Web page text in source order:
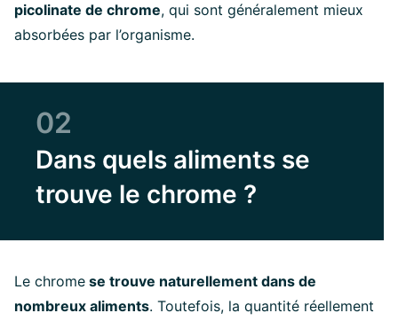
picolinate de chrome, qui sont généralement mieux
absorbées par l’organisme.
02
Dans quels aliments se
trouve le chrome ?
Le chrome se trouve naturellement dans de
nombreux aliments. Toutefois, la quantité réellement